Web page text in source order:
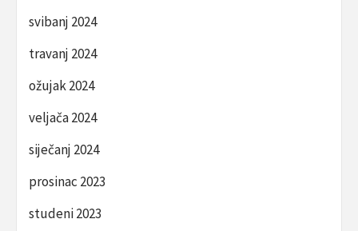
svibanj 2024
travanj 2024
ožujak 2024
veljača 2024
siječanj 2024
prosinac 2023
studeni 2023